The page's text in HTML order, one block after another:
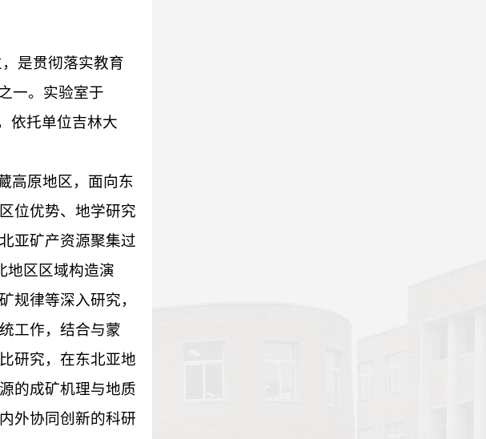
是贯彻落实教育
一。实验室于
依托单位吉林大
高原地区，面向东
位优势、地学研究
亚矿产资源聚集过
地区区域构造演
规律等深入研究，
工作，结合与蒙
研究，在东北亚地
的成矿机理与地质
外协同创新的科研